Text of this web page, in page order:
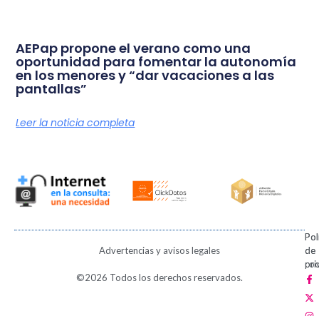
AEPap propone el verano como una
oportunidad para fomentar la autonomía
en los menores y “dar vacaciones a las
pantallas”
Leer la noticia completa
Advertencias y avisos legales
de
de
©2026 Todos los derechos reservados.
F
a
c
e
b
X
-
t
w
i
I
n
s
t
a
V
i
m
e
o
P
i
n
t
e